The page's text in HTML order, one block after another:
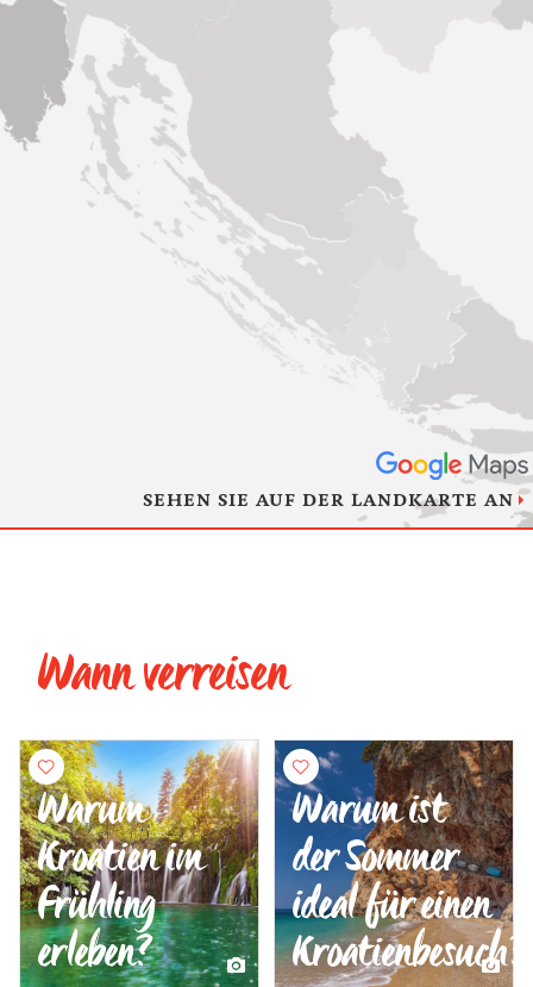
SEHEN SIE AUF DER LANDKARTE AN
Wann verreisen
Warum
Kroatien im
Frühling
erleben?
Warum ist
der Sommer
ideal für einen
Kroatienbesuch?